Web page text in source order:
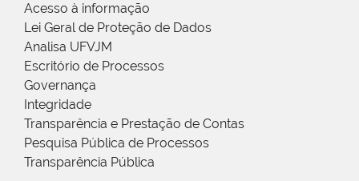
Acesso à informação
Lei Geral de Proteção de Dados
Analisa UFVJM
Escritório de Processos
Governança
Integridade
Transparência e Prestação de Contas
Pesquisa Pública de Processos
Transparência Pública